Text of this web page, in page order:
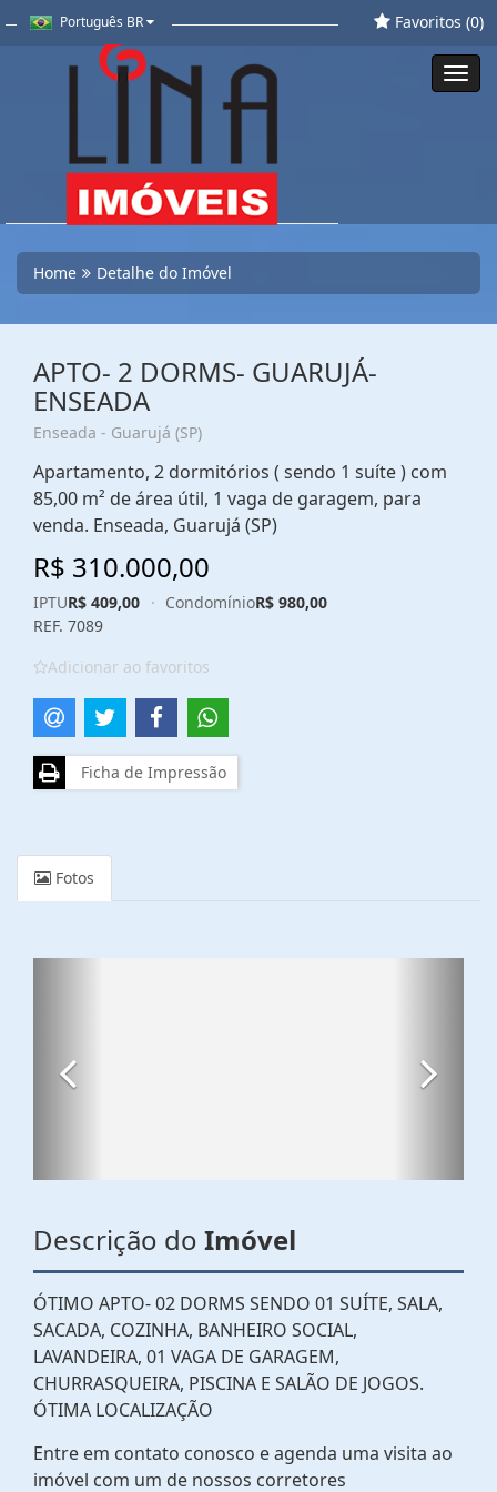
Português BR Favoritos (0)
Home Detalhe do Imóvel
APTO- 2 DORMS- GUARUJÁ-
ENSEADA
Enseada - Guarujá (SP)
Apartamento, 2 dormitórios ( sendo 1 suíte ) com
85,00 m² de área útil, 1 vaga de garagem, para
venda. Enseada, Guarujá (SP)
R$ 310.000,00
IPTUR$ 409,00 · CondomínioR$ 980,00
REF. 7089
Adicionar ao favoritos
Ficha de Impressão
Fotos
Descrição do Imóvel
ÓTIMO APTO- 02 DORMS SENDO 01 SUÍTE, SALA,
SACADA, COZINHA, BANHEIRO SOCIAL,
LAVANDEIRA, 01 VAGA DE GARAGEM,
CHURRASQUEIRA, PISCINA E SALÃO DE JOGOS.
ÓTIMA LOCALIZAÇÃO
Entre em contato conosco e agenda uma visita ao
imóvel com um de nossos corretores